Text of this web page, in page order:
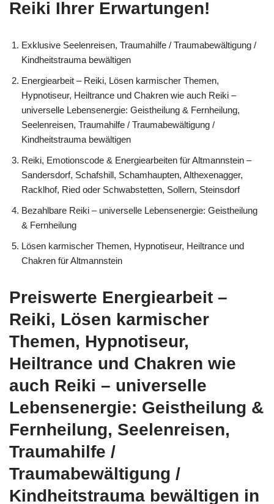
Reiki Ihrer Erwartungen!
Exklusive Seelenreisen, Traumahilfe / Traumabewältigung /
Kindheitstrauma bewältigen
Energiearbeit – Reiki, Lösen karmischer Themen,
Hypnotiseur, Heiltrance und Chakren wie auch Reiki –
universelle Lebensenergie: Geistheilung & Fernheilung,
Seelenreisen, Traumahilfe / Traumabewältigung /
Kindheitstrauma bewältigen
Reiki, Emotionscode & Energiearbeiten für Altmannstein –
Sandersdorf, Schafshill, Schamhaupten, Althexenagger,
Racklhof, Ried oder Schwabstetten, Sollern, Steinsdorf
Bezahlbare Reiki – universelle Lebensenergie: Geistheilung
& Fernheilung
Lösen karmischer Themen, Hypnotiseur, Heiltrance und
Chakren für Altmannstein
Preiswerte Energiearbeit –
Reiki, Lösen karmischer
Themen, Hypnotiseur,
Heiltrance und Chakren wie
auch Reiki – universelle
Lebensenergie: Geistheilung &
Fernheilung, Seelenreisen,
Traumahilfe /
Traumabewältigung /
Kindheitstrauma bewältigen in